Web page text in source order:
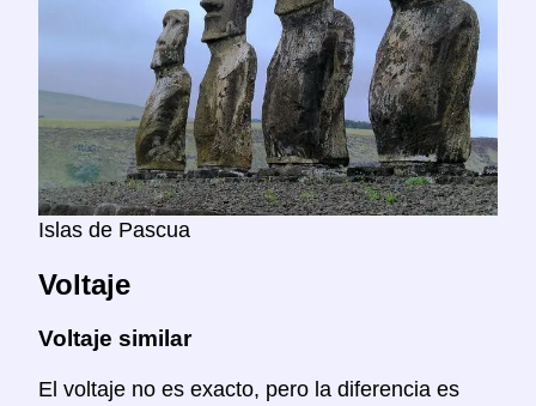
Islas de Pascua
Voltaje
Voltaje similar
El voltaje no es exacto, pero la diferencia es